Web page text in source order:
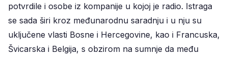
potvrdile i osobe iz kompanije u kojoj je radio. Istraga
se sada širi kroz međunarodnu saradnju i u nju su
uključene vlasti Bosne i Hercegovine, kao i Francuska,
Švicarska i Belgija, s obzirom na sumnje da među